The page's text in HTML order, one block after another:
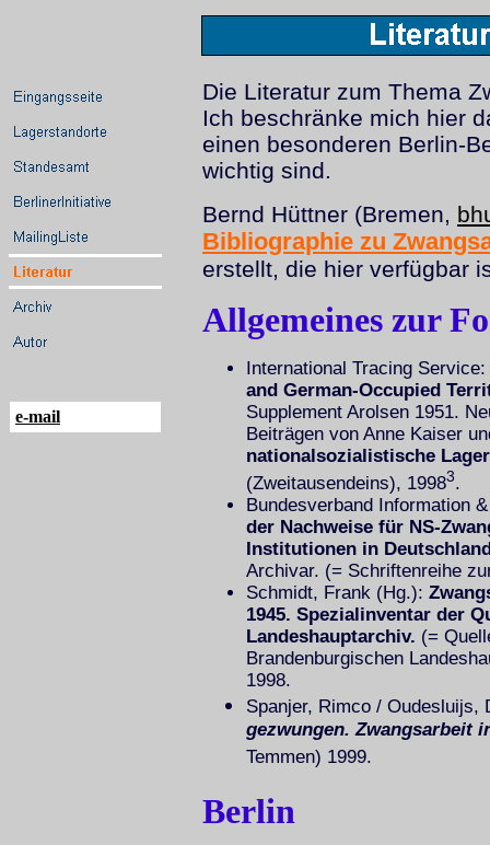
e-mail
Die Literatur zum Thema
Ich beschränke mich hier
einen besonderen Berlin-
wichtig sind.
Bernd Hüttner (Bremen,
Bibliographie zu
erstellt, die hier verfügbar
Allgemeines zur
International Tracing Service:
and German-Occupied
Supplement Arolsen 1951.
Beiträgen von Anne Kaiser
nationalsozialistische
(Zweitausendeins), 19983.
Bundesverband Information
der Nachweise für NS-
Institutionen in
Archivar. (= Schriftenreihe
Schmidt, Frank (Hg.):
1945. Spezialinventar der
Landeshauptarchiv. (=
Brandenburgischen
1998.
Spanjer, Rimco /
gezwungen. Zwangsarbeit
Temmen) 1999.
Berlin